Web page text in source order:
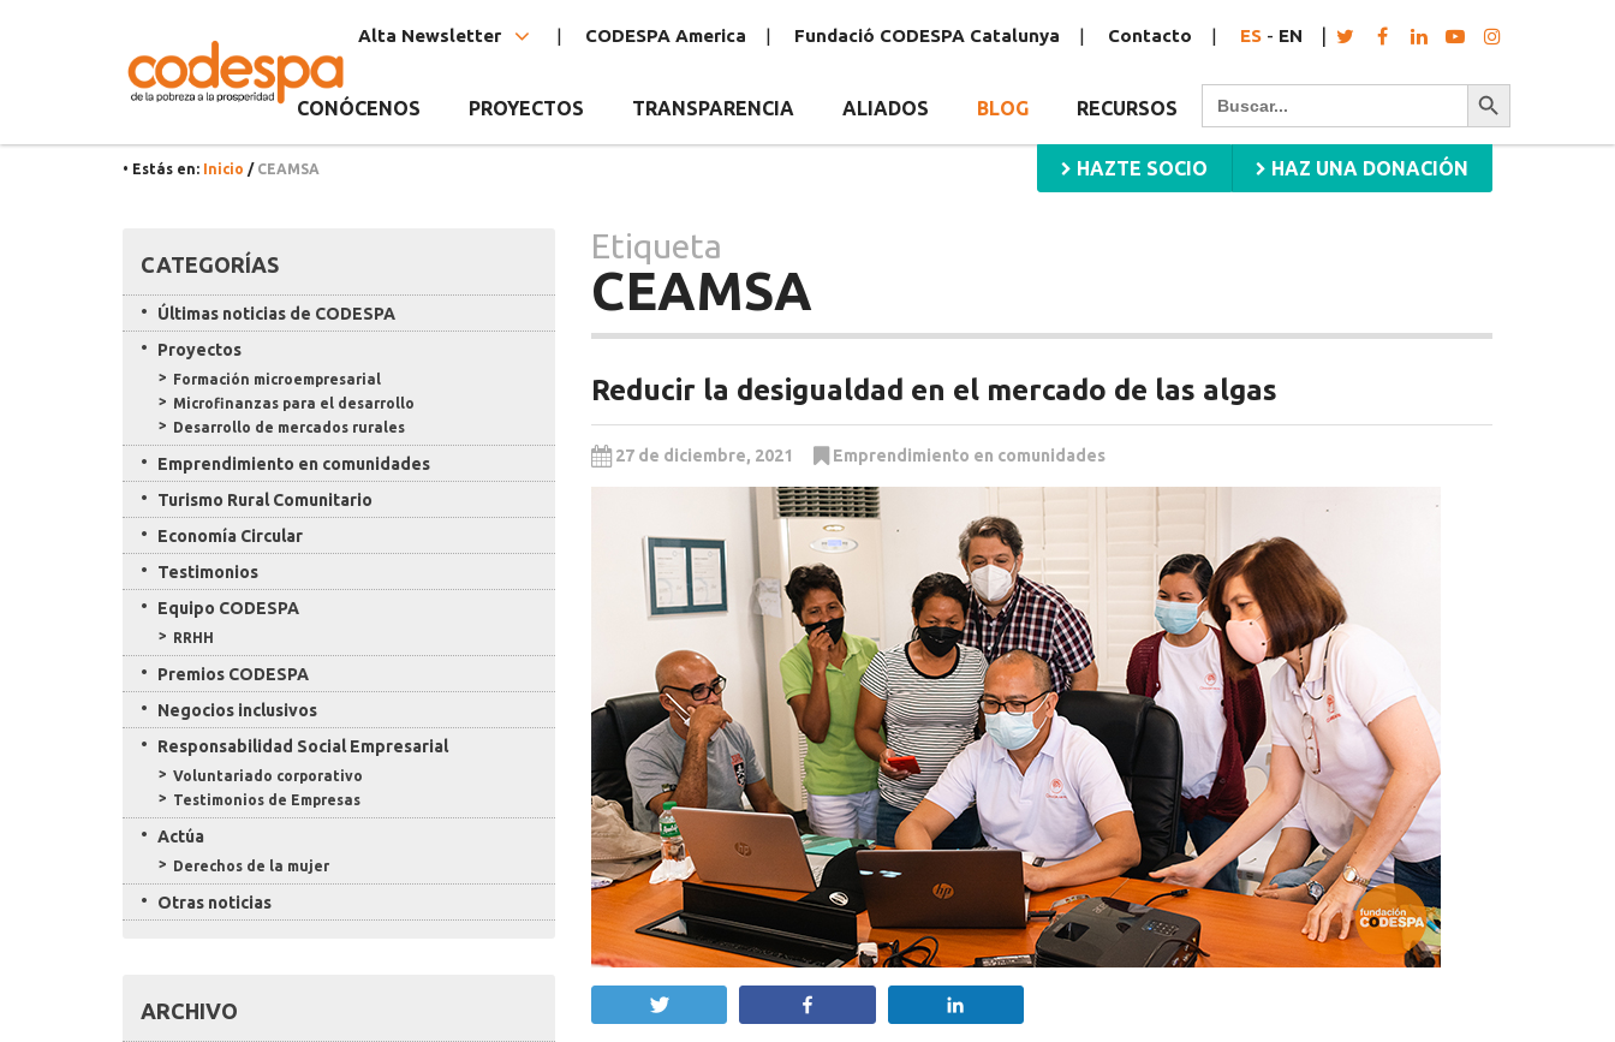
CEAMSA Alta Newsletter CODESPA America Fundació CODESPA Catalunya Contacto ES - EN
CONÓCENOS PROYECTOS TRANSPARENCIA ALIADOS BLOG RECURSOS
Buscar: Botón de búsqueda
HAZTE SOCIO HAZ UNA DONACIÓN
• Estás en: Inicio / CEAMSA
Etiqueta
CEAMSA
Reducir la desigualdad en el mercado de las algas
27 de diciembre, 2021 Emprendimiento en comunidades
CATEGORÍAS
Últimas noticias de CODESPA
Proyectos
Formación microempresarial
Microfinanzas para el desarrollo
Desarrollo de mercados rurales
Emprendimiento en comunidades
Turismo Rural Comunitario
Economía Circular
Testimonios
Equipo CODESPA
RRHH
Premios CODESPA
Negocios inclusivos
Responsabilidad Social Empresarial
Voluntariado corporativo
Testimonios de Empresas
Actúa
Derechos de la mujer
Otras noticias
ARCHIVO